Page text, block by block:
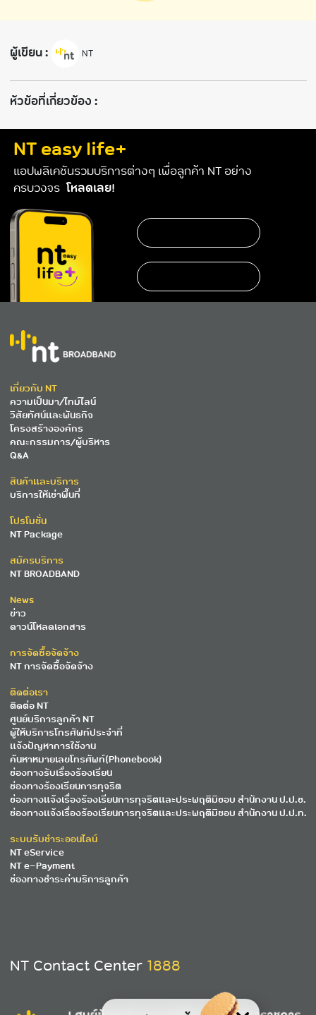
ผู้เขียน : NT
ห้วข้อที่เกี่ยวข้อง :
NT easy life+
แอปพลิเคชันรวมบริการต่างๆ เพื่อลูกค้า NT อย่าง
ครบวงจร โหลดเลย!
เกี่ยวกับ NT
ความเป็นมา/ไทม์ไลน์
วิสัยทัศน์และพันธกิจ
โครงสร้างองค์กร
คณะกรรมการ/ผู้บริหาร
Q&A
สินค้าและบริการ
บริการให้เช่าพื้นที่
โปรโมชั่น
NT Package
สมัครบริการ
NT BROADBAND
News
ข่าว
ดาวน์โหลดเอกสาร
การจัดซื้อจัดจ้าง
NT การจัดซื้อจัดจ้าง
ติดต่อเรา
ติดต่อ NT
ศูนย์บริการลูกค้า NT
ผู้ให้บริการโทรศัพท์ประจำที่
แจ้งปัญหาการใช้งาน
ค้นหาหมายเลขโทรศัพท์(Phonebook)
ช่องทางรับเรื่องร้องเรียน
ช่องทางร้องเรียนการทุจริต
ช่องทางแจ้งเรื่องร้องเรียนการทุจริตและประพฤติมิชอบ สำนักงาน ป.ป.ช.
ช่องทางแจ้งเรื่องร้องเรียนการทุจริตและประพฤติมิชอบ สำนักงาน ป.ป.ท.
ระบบรับชำระออนไลน์
NT eService
NT e-Payment
ช่องทางชำระค่าบริการลูกค้า
NT Contact Center 1888